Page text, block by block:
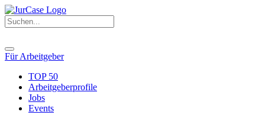
Für Arbeitgeber
TOP 50
Arbeitgeberprofile
Jobs
Events